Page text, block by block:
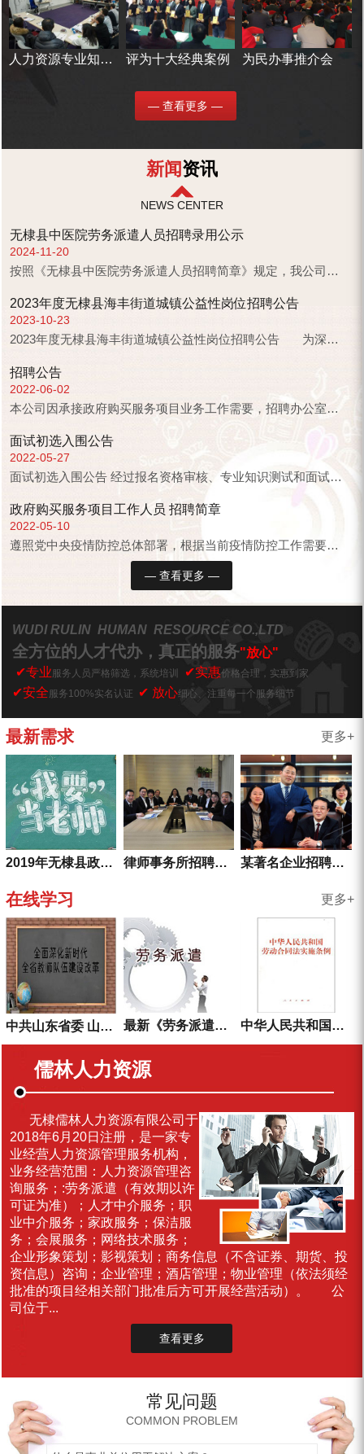
人力资源专业知识培训 评为十大经典案例 为民办事推介会
— 查看更多 —
新闻资讯
NEWS CENTER
无棣县中医院劳务派遣人员招聘录用公示
2024-11-20
按照《无棣县中医院劳务派遣人员招聘简章》规定，我公司于2024年11月14日依照规定程序，对应聘无棣县中医院救护车司机岗位劳务派遣人员进行了...
2023年度无棣县海丰街道城镇公益性岗位招聘公告
2023-10-23
2023年度无棣县海丰街道城镇公益性岗位招聘公告 为深入贯彻落实《山东省就业和农民工工作领导小组...
招聘公告
2022-06-02
本公司因承接政府购买服务项目业务工作需要，招聘办公室工作人员，按照“公开、平等、竞争、择优”的原则面向公开招聘，现将...
面试初选入围公告
2022-05-27
面试初选入围公告 经过报名资格审核、专业知识测试和面试各环节考察，下列考 （名单见附表）确定进入无棣县卫生健康局核酸采样政府购买服务项目第...
政府购买服务项目工作人员 招聘简章
2022-05-10
遵照党中央疫情防控总体部署，根据当前疫情防控工作需要，无棣县委县政府采取积极措施，在防疫重点防控区域设立疫情防控服务站，安排专业技术人员从事...
— 查看更多 —
WUDI RULIN HUMAN RESOURCE CO.,LTD
全方位的人才代办，真正的服务"放心"
✔专业服务人员严格筛选，系统培训 ✔实惠价格合理，实惠到家
✔安全服务100%实名认证 ✔ 放心细心、注重每一个服务细节
更多+
最新需求
2019年无棣县政府购买服务教师岗位招聘公告 律师事务所招聘信息 某著名企业招聘副总
更多+
在线学习
中共山东省委 山东省人民政府关于全面深化新时代全省教师队伍建设改革的实施意见 最新《劳务派遣暂行规定》全文 中华人民共和国劳动合同法实施条例
儒林人力资源
无棣儒林人力资源有限公司于
2018年6月20日注册，是一家专
业经营人力资源管理服务机构，
业务经营范围：人力资源管理咨
询服务；:劳务派遣（有效期以许
可证为准）；人才中介服务；职
业中介服务；家政服务；保洁服
务；会展服务；网络技术服务；
企业形象策划；影视策划；商务信息（不含证券、期货、投
资信息）咨询；企业管理；酒店管理；物业管理（依法须经
批准的项目经相关部门批准后方可开展经营活动）。 公
司位于...
查看更多
常见问题
COMMON PROBLEM